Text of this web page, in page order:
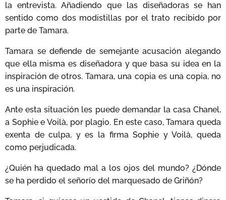
la entrevista. Añadiendo que las diseñadoras se han
sentido como dos modistillas por el trato recibido por
parte de Tamara.
Tamara se defiende de semejante acusación alegando
que ella misma es diseñadora y que basa su idea en la
inspiración de otros. Tamara, una copia es una copia, no
es una inspiración.
Ante esta situación les puede demandar la casa Chanel,
a Sophie e Voilà, por plagio. En este caso, Tamara queda
exenta de culpa, y es la firma Sophie y Voilà, queda
como perjudicada.
¿Quién ha quedado mal a los ojos del mundo? ¿Dónde
se ha perdido el señorío del marquesado de Griñón?